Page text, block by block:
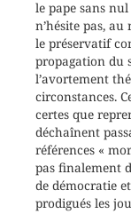
le pape sans
n’hésite pas,
le préservatif
propagation du
l’avortement
circonstances.
certes que
déchaînent
références «
pas finalement
de démocratie
prodigués les